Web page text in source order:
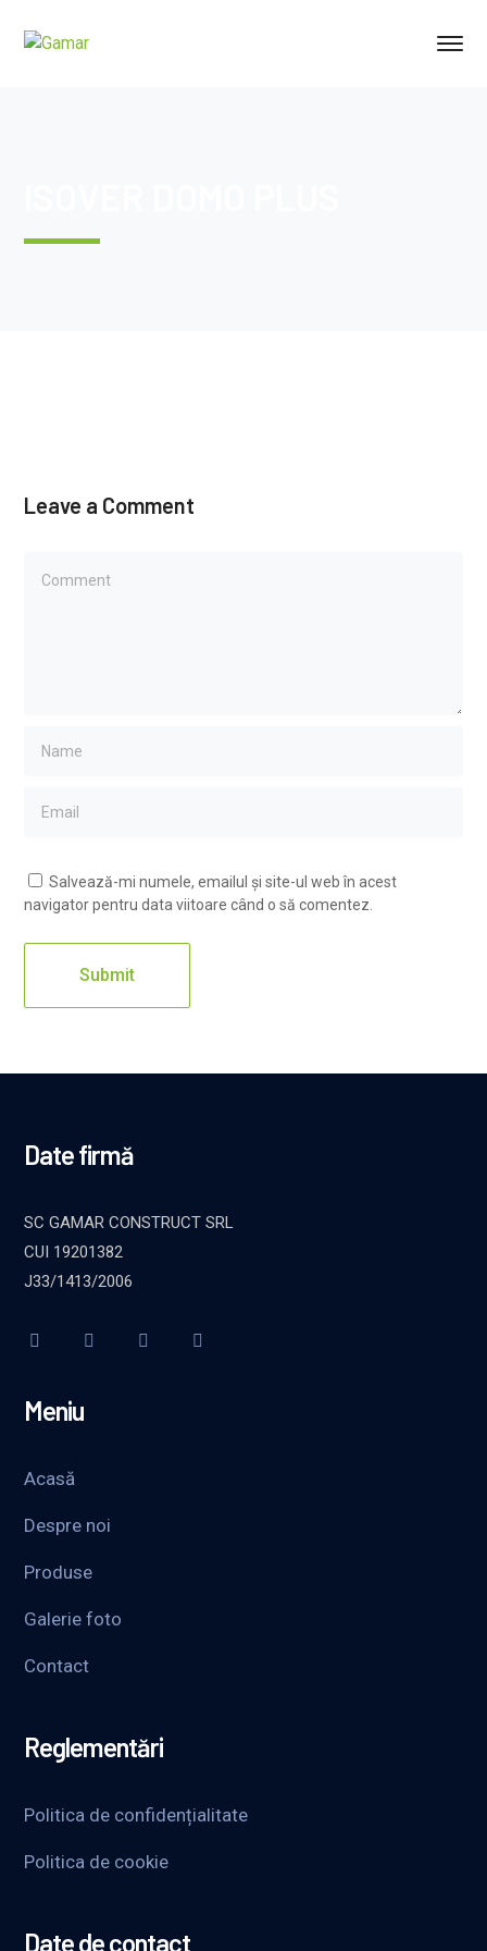
Leave a Comment
Salvează-mi numele, emailul și site-ul web în acest
navigator pentru data viitoare când o să comentez.
Date firmă
SC GAMAR CONSTRUCT SRL
CUI 19201382
J33/1413/2006
Meniu
Acasă
Despre noi
Produse
Galerie foto
Contact
Reglementări
Politica de confidențialitate
Politica de cookie
Date de contact